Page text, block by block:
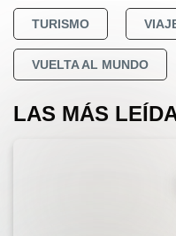
TURISMO
VUELTA AL MUNDO
LAS MÁS